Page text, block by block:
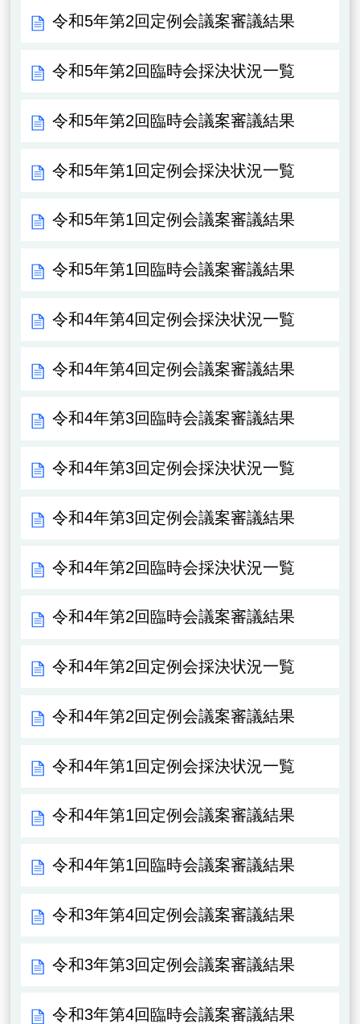
令和5年第2回定例会議案審議結果
令和5年第2回臨時会採決状況一覧
令和5年第2回臨時会議案審議結果
令和5年第1回定例会採決状況一覧
令和5年第1回定例会議案審議結果
令和5年第1回臨時会議案審議結果
令和4年第4回定例会採決状況一覧
令和4年第4回定例会議案審議結果
令和4年第3回臨時会議案審議結果
令和4年第3回定例会採決状況一覧
令和4年第3回定例会議案審議結果
令和4年第2回臨時会採決状況一覧
令和4年第2回臨時会議案審議結果
令和4年第2回定例会採決状況一覧
令和4年第2回定例会議案審議結果
令和4年第1回定例会採決状況一覧
令和4年第1回定例会議案審議結果
令和4年第1回臨時会議案審議結果
令和3年第4回定例会議案審議結果
令和3年第3回定例会議案審議結果
令和3年第4回臨時会議案審議結果